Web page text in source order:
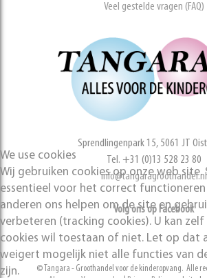
Veel gestelde vragen (FAQ)
Sprendlingenpark 15, 5061 JT
Tel. +31 (0)13 528 23 80
info@tangaragroothandel.nl
Volg ons op Facebook
© Tangara - Groothandel voor de kinderopvang. Alle
We use cookies
Wij gebruiken cookies op onze web site.
essentieel voor het correct functioneren
anderen ons helpen om de site en
verbeteren (tracking cookies). U kan
cookies wil toestaan of niet. Let op dat
weigert mogelijk niet alle functies van
zijn.